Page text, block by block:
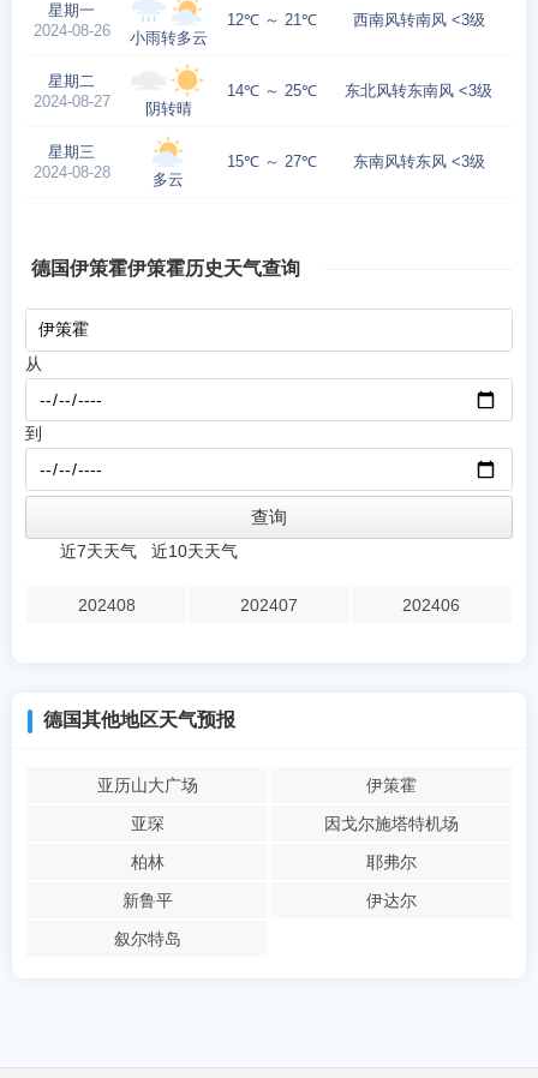
星期一
2024-08-26
小雨转多云
12℃ ～ 21℃ 西南风转南风 <3级
星期二
2024-08-27
阴转晴
14℃ ～ 25℃ 东北风转东南风 <3级
星期三
2024-08-28
多云
15℃ ～ 27℃ 东南风转东风 <3级
德国伊策霍伊策霍历史天气查询
从
到
近7天天气 近10天天气
202408 202407 202406
德国其他地区天气预报
亚历山大广场
伊策霍
亚琛
因戈尔施塔特机场
柏林
耶弗尔
新鲁平
伊达尔
叙尔特岛